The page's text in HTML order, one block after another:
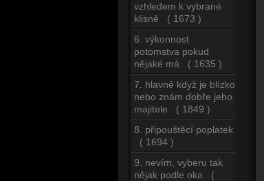
vzhledem k vybrané
klisně ( 1673 )
6. výkonnost
potomstva pokud
nějaké má ( 1635 )
7. hlavně když je blízko
nebo znám dobře jeho
majitele ( 1849 )
8. připouštěcí poplatek
( 1694 )
9. nevím, vyberu tak
nějak podle oka (